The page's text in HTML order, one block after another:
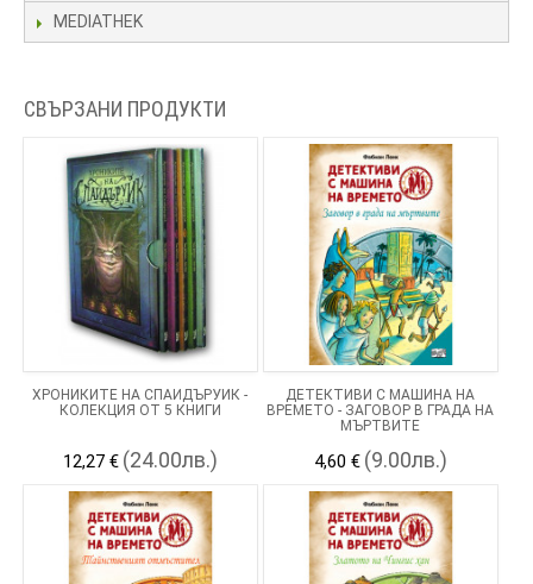
MEDIATHEK
СВЪРЗАНИ ПРОДУКТИ
ХРОНИКИТЕ НА СПАЙДЪРУИК -
КОЛЕКЦИЯ ОТ 5 КНИГИ
12,27 € (24.00лв.)
ДЕТЕКТИВИ С МАШИНА НА
ВРЕМЕТО - ЗАГОВОР В ГРАДА НА
МЪРТВИТЕ
4,60 € (9.00лв.)